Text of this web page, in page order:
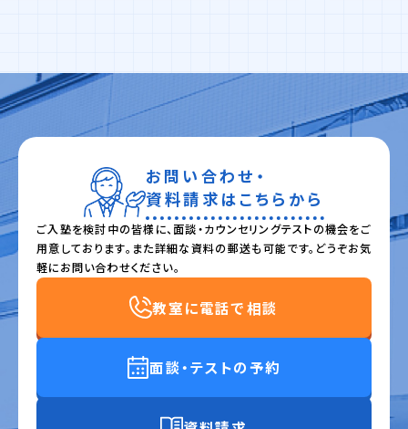
お問い合わせ・
資料請求はこちらから
ご入塾を検討中の皆様に、面談・カウンセリングテストの機会をご
用意しております。また詳細な資料の郵送も可能です。どうぞお気
軽にお問い合わせください。
教室に電話で相談
面談・テストの予約